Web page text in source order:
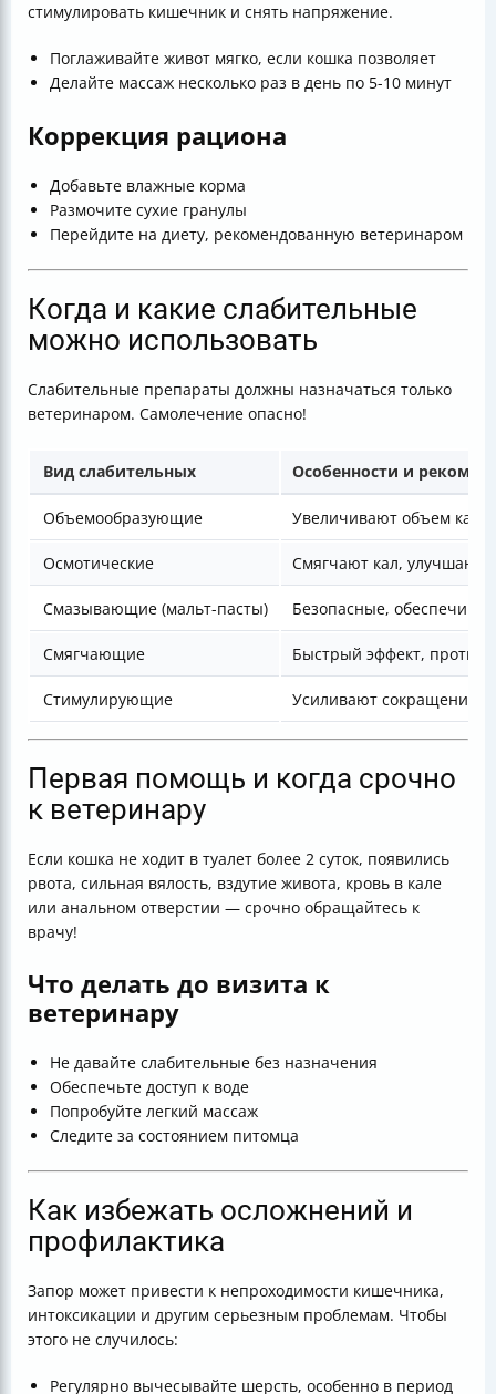
стимулировать кишечник и снять напряжение.
Поглаживайте живот мягко, если кошка позволяет
Делайте массаж несколько раз в день по 5-10 минут
Коррекция рациона
Добавьте влажные корма
Размочите сухие гранулы
Перейдите на диету, рекомендованную ветеринаром
Когда и какие слабительные
можно использовать
Слабительные препараты должны назначаться только
ветеринаром. Самолечение опасно!
Вид слабительных Особенности и
Объемообразующие Увеличивают объем
Осмотические Смягчают кал, улучшают
Смазывающие (мальт-пасты) Безопасные,
Смягчающие Быстрый эффект,
Стимулирующие Усиливают сокращения
Первая помощь и когда срочно
к ветеринару
Если кошка не ходит в туалет более 2 суток, появились
рвота, сильная вялость, вздутие живота, кровь в кале
или анальном отверстии — срочно обращайтесь к
врачу!
Что делать до визита к
ветеринару
Не давайте слабительные без назначения
Обеспечьте доступ к воде
Попробуйте легкий массаж
Следите за состоянием питомца
Как избежать осложнений и
профилактика
Запор может привести к непроходимости кишечника,
интоксикации и другим серьезным проблемам. Чтобы
этого не случилось:
Регулярно вычесывайте шерсть, особенно в период